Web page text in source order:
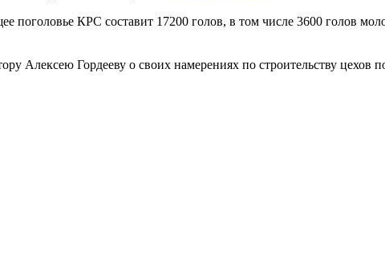
поголовье КРС составит 17200 голов, в том числе 3600 голов
Алексею Гордееву о своих намерениях по строительству